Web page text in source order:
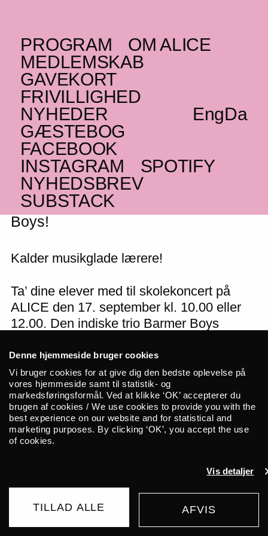
Denne hjemmeside bruger cookies
Vi bruger cookies for at give dig den bedste oplevelse på
vores hjemmeside samt til statistik- og
markedsføringsformål. Ved at klikke ‘OK’ accepterer du
brugen af cookies / We use cookies to provide you with the
best experience on our website and for statistical and
marketing purposes. By clicking ‘OK’, you accept the use
of cookies.
Vis detaljer
TILLAD ALLE AFVIS
PROGRAM
OM ALICE
MEDLEMSKAB
GAVEKORT
FRIVILLIGHED
NYHEDER
Da
Eng
GÆSTEBOG
FACEBOOK
INSTAGRAM
SPOTIFY
NYHEDSBREV
SUBSTACK
TORSDAG _17.09.20
Barmer Boys
Sufi trance
UDSOLGT
ALICE og LMS inviterer til
skolekoncert med indiske Barmer
Boys!
Kalder musikglade lærere!
Ta’ dine elever med til skolekoncert på
ALICE den 17. september kl. 10.00 eller
12.00. Den indiske trio Barmer Boys
imponerer med eksperimenterende sufi og
en boblende energi. De er lyden af
folkemusikken i det moderne Indien, og
inviterer jer til dansefest. Koncerten
er gratis for folkeskoler i Københavns
Kommune og arrangeres i samarbejde
Koncerten præsenteres i samarbejde med
Levende Musik i Skolen (LMS)